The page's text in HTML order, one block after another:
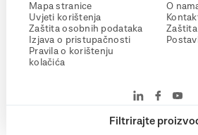
Filtrirajte
Mapa stranice
Uvjeti korištenja
Zaštita osobnih podataka
Izjava o pristupačnosti
Pravila o korištenju
kolačića
O